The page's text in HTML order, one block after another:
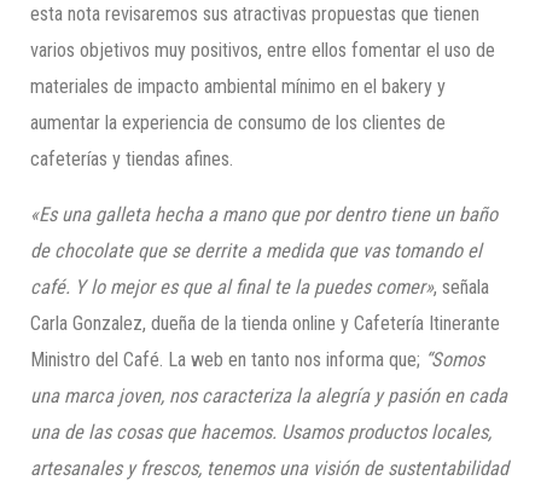
esta nota revisaremos sus atractivas propuestas que tienen
varios objetivos muy positivos, entre ellos fomentar el uso de
materiales de impacto ambiental mínimo en el bakery y
aumentar la experiencia de consumo de los clientes de
cafeterías y tiendas afines.
«Es una galleta hecha a mano que por dentro tiene un baño
de chocolate que se derrite a medida que vas tomando el
café. Y lo mejor es que al final te la puedes comer», señala
Carla Gonzalez, dueña de la tienda online y Cafetería Itinerante
Ministro del Café. La web en tanto nos informa que; “Somos
una marca joven, nos caracteriza la alegría y pasión en cada
una de las cosas que hacemos. Usamos productos locales,
artesanales y frescos, tenemos una visión de sustentabilidad